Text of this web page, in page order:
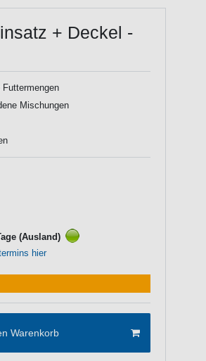
+ Deckel -
Mischungen
(Ausland)
hier
Warenkorb